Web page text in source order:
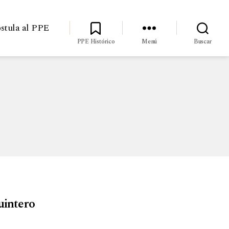
al PPE
PPE Histórico Menú Buscar